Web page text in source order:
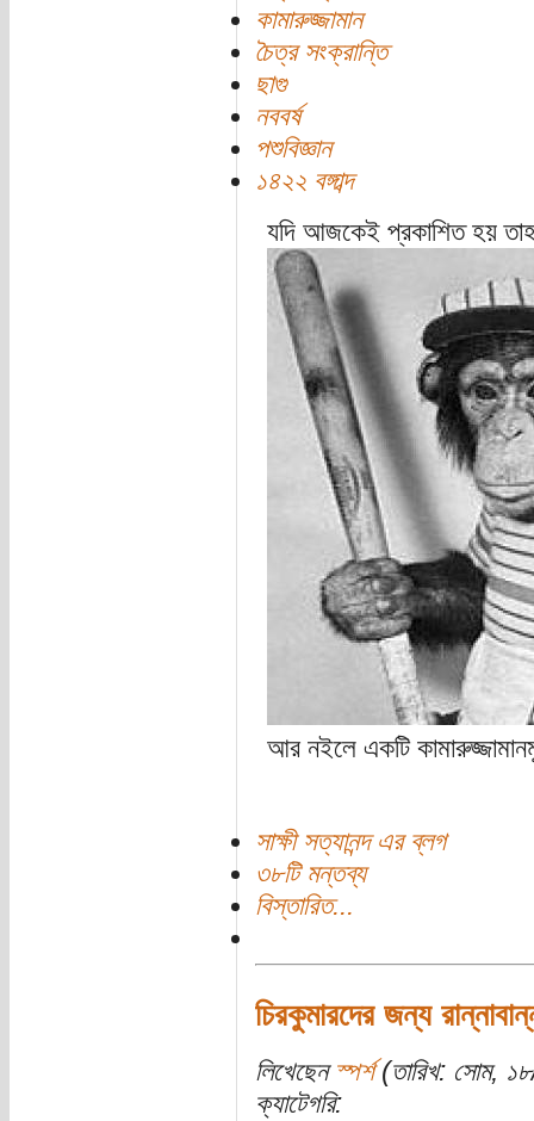
কামারুজ্জামান
চৈত্র সংক্রান্তি
ছাগু
নববর্ষ
পশুবিজ্ঞান
১৪২২ বঙ্গাব্দ
যদি আজকেই প্রকাশিত হয়
আর নইলে একটি
সাক্ষী সত্যানন্দ এর ব্লগ
৩৮টি মন্তব্য
বিস্তারিত...
চিরকুমারদের জন্য
লিখেছেন স্পর্শ(তারিখ: সোম,
ক্যাটেগরি: